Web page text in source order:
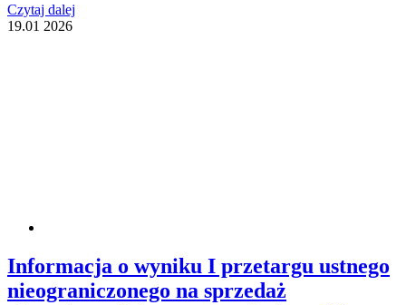
Czytaj dalej
19.01 2026
Informacja o wyniku I przetargu ustnego
nieograniczonego na sprzedaż